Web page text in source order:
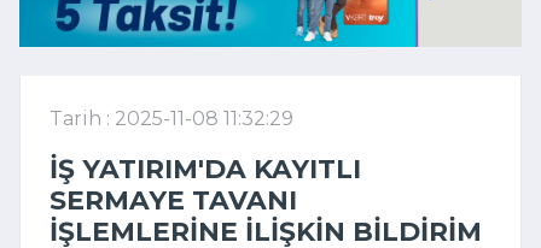
Tarih : 2025-11-08 11:32:29
İŞ YATIRIM'DA KAYITLI
SERMAYE TAVANI
IŞLEMLERINE ILIŞKIN BILDIRIM